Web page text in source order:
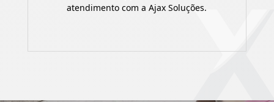
atendimento com a Ajax Soluções.